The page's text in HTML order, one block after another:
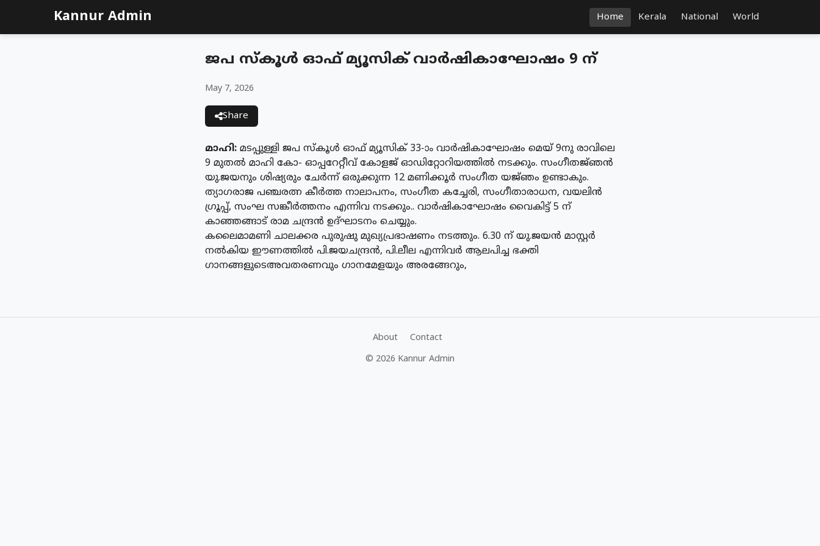
Kannur Admin Home Kerala National World
ജപ സ്‌കൂൾ ഓഫ് മ്യൂസിക് വാർഷികാഘോഷം 9 ന്
May 7, 2026
Share
മാഹി: മടപ്പുള്ളി ജപ സ്‌കൂൾ ഓഫ് മ്യൂസിക് 33-ാം വാർഷികാഘോഷം മെയ് 9നു രാവിലെ
9 മുതൽ മാഹി കോ- ഓപ്പറേറ്റീവ് കോളജ് ഓഡിറ്റോറിയത്തിൽ നടക്കും. സംഗീതജ്‌ഞൻ
യു.ജയനും ശിഷ്യരും ചേർന്ന് ഒരുക്കുന്ന 12 മണിക്കൂർ സംഗീത യജ്‌ഞം ഉണ്ടാകും.
ത്യാഗരാജ പഞ്ചരത്ന കീർത്ത നാലാപനം, സംഗീത കച്ചേരി, സംഗീതാരാധന, വയലിൻ
ഗ്രൂപ്പ്, സംഘ സങ്കീർത്തനം എന്നിവ നടക്കും.. വാർഷികാഘോഷം വൈകിട്ട് 5 ന്
കാഞ്ഞങ്ങാട് രാമ ചന്ദ്രൻ ഉദ്ഘാടനം ചെയ്യും.
കലൈമാമണി ചാലക്കര പുരുഷു മുഖ്യപ്രഭാഷണം നടത്തും. 6.30 ന് യു.ജയൻ മാസ്റ്റർ
നൽകിയ ഈണത്തിൽ പി.ജയചന്ദ്രൻ, പി.ലീല എന്നിവർ ആലപിച്ച ഭക്തി
ഗാനങ്ങളുടെഅവതരണവും ഗാനമേളയും അരങ്ങേറും,
About
Contact
© 2026 Kannur Admin